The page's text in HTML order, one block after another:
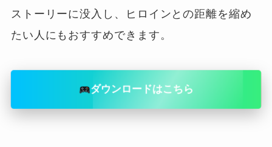
ストーリーに没入し、ヒロインとの距離を縮め
ダウンロードはこちら